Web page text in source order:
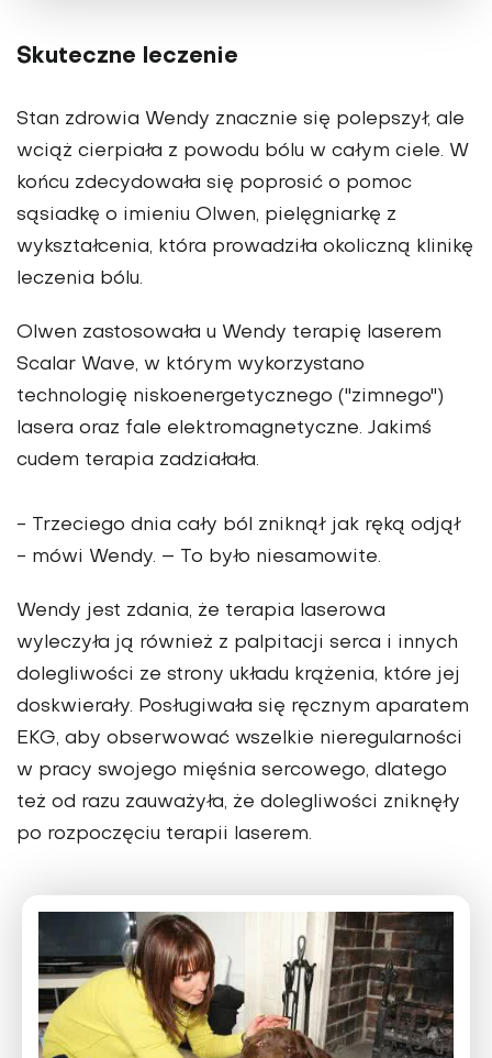
Skuteczne leczenie
Stan zdrowia Wendy znacznie się polepszył, ale
wciąż cierpiała z powodu bólu w całym ciele. W
końcu zdecydowała się poprosić o pomoc
sąsiadkę o imieniu Olwen, pielęgniarkę z
wykształcenia, która prowadziła okoliczną klinikę
leczenia bólu.
Olwen zastosowała u Wendy terapię laserem
Scalar Wave, w którym wykorzystano
technologię niskoenergetycznego ("zimnego")
lasera oraz fale elektromagnetyczne. Jakimś
cudem terapia zadziałała.
- Trzeciego dnia cały ból zniknął jak ręką odjął
- mówi Wendy. – To było niesamowite.
Wendy jest zdania, że terapia laserowa
wyleczyła ją również z palpitacji serca i innych
dolegliwości ze strony układu krążenia, które jej
doskwierały. Posługiwała się ręcznym aparatem
EKG, aby obserwować wszelkie nieregularności
w pracy swojego mięśnia sercowego, dlatego
też od razu zauważyła, że dolegliwości zniknęły
po rozpoczęciu terapii laserem.